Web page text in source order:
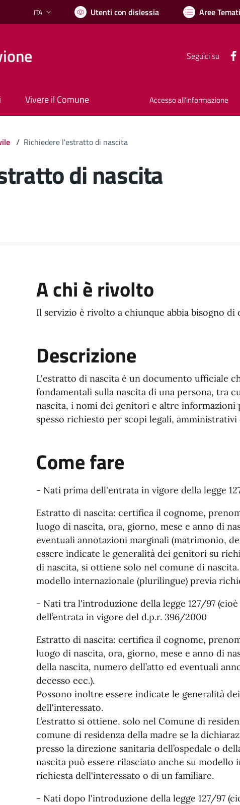
Lingua attiva:
ITA Utenti con dislessia Aree
Seguici su
Vivere il Comune Accesso all'informazione
/ Richiedere l'estratto di nascita
di nascita
A chi è rivolto
Il servizio è rivolto a chiunque abbia bisogno
Descrizione
L'estratto di nascita è un documento ufficiale
fondamentali sulla nascita di una persona, tra
nascita, i nomi dei genitori e altre
spesso richiesto per scopi legali, amministrativi
Come fare
- Nati prima dell'entrata in vigore della legge
Estratto di nascita: certifica il cognome,
luogo di nascita, ora, giorno, mese e anno di
eventuali annotazioni marginali (matrimonio,
essere indicate le generalità dei genitori su
di nascita, si ottiene solo nel comune di
modello internazionale (plurilingue) previa
- Nati tra l'introduzione della legge 127/97 (cioè
dell’entrata in vigore del d.p.r. 396/2000
Estratto di nascita: certifica il cognome,
luogo di nascita, ora, giorno, mese e anno di
della nascita, numero dell’atto ed eventuali
decesso ecc.).
Possono inoltre essere indicate le generalità
dell'interessato.
L’estratto si ottiene, solo nel Comune di
comune di residenza della madre se la
presso la direzione sanitaria dell’ospedale o
nascita può essere rilasciato anche su
richiesta dell'interessato o di un familiare.
- Nati dopo l'introduzione della legge 127/97